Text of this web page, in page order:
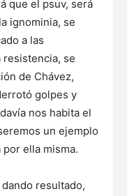
que el psuv, será
ignominia, se
a las
resistencia, se
de Chávez,
golpes y
nos habita el
un ejemplo
ella misma.
resultado,